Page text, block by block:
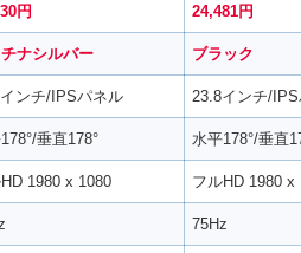
円 24,481円
ナシルバー ブラック
ンチ/IPSパネル 23.8インチ/
垂直178° 水平178°/垂直
1980 x 1080 フルHD 1980 x
75Hz